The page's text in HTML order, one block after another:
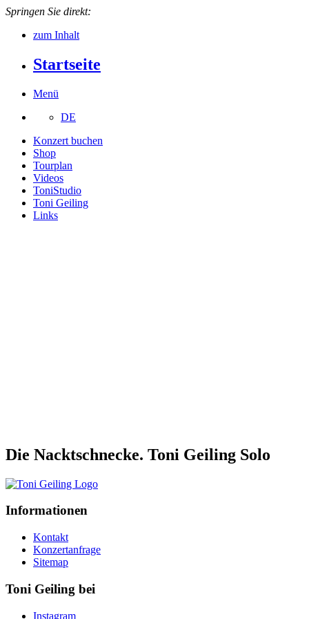
Springen Sie direkt:
zum Inhalt
Startseite
Menü
DE
Konzert buchen
Shop
Tourplan
Videos
ToniStudio
Toni Geiling
Links
Die Nacktschnecke. Toni Geiling Solo
Informationen
Kontakt
Konzertanfrage
Sitemap
Toni Geiling bei
Instagram